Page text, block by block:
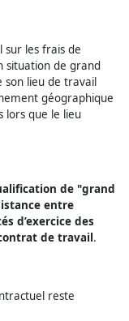
sur les frais de
situation de grand
son lieu de travail
géographique
lors que le lieu
de "grand
entre
d’exercice des
de travail.
reste